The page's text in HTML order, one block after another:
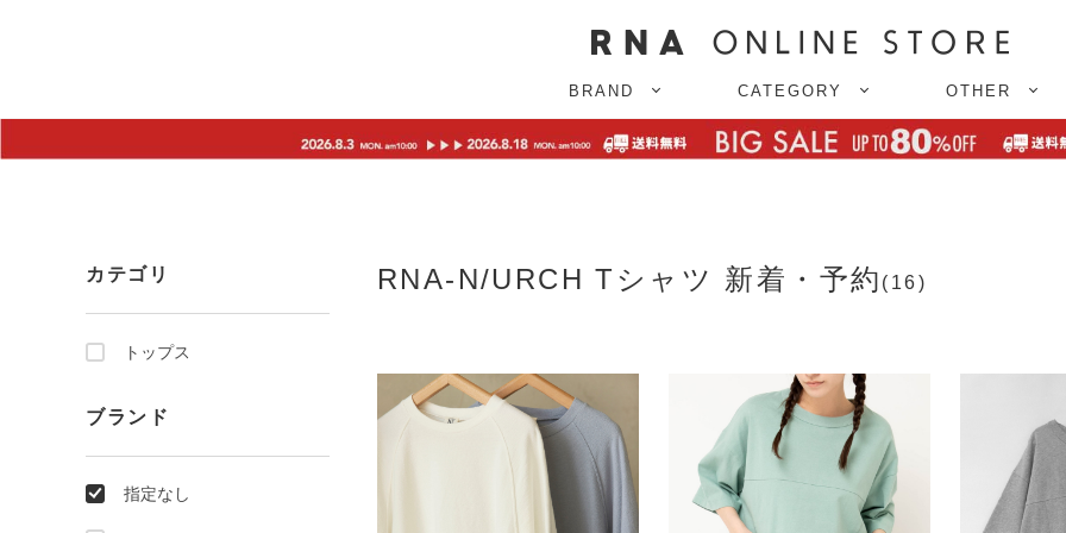
BRAND CATEGORY OTHER
カテゴリ
トップス
ブランド
指定なし
RNA-N/URCH Tシャツ 新着・予約 (16)